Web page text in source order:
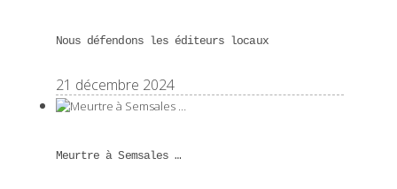
Nous défendons les éditeurs locaux
21 décembre 2024
Meurtre à Semsales …